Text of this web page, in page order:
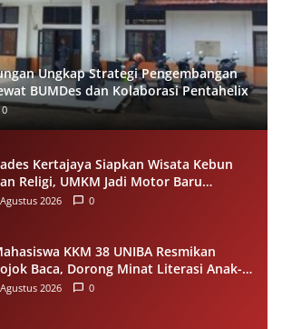
Ungkap Strategi Pengembangan
BUMDes dan Kolaborasi Pentahelix
0
Kertajaya Siapkan Wisata Kebun
Religi, UMKM Jadi Motor Baru
Desa
2026 0
KKM 38 UNIBA Resmikan
Baca, Dorong Minat Literasi Anak-
Warga Desa Mekarbaru
2026 0